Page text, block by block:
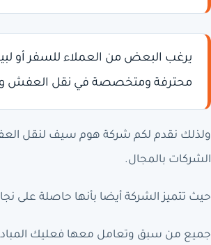
يرغب البعض من العملاء للسفر أو
محترفة ومتخصصة في نقل العفش
ولذلك نقدم لكم شركة هوم سيف لنقل
الشركات بالمجال.
حيث تتميز الشركة أيضا بأنها حاصلة على
جميع من سبق وتعامل معها فعليك المبادرة